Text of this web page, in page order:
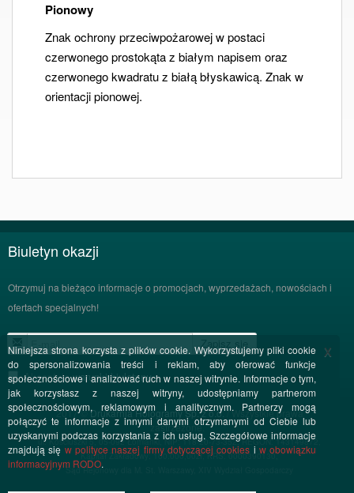
Pionowy
Znak ochrony przeciwpożarowej w postaci
czerwonego prostokąta z białym napisem oraz
czerwonego kwadratu z białą błyskawicą. Znak w
orientacji pionowej.
Biuletyn okazji
Otrzymuj na bieżąco informacje o promocjach, wyprzedażach, nowościach i
ofertach specjalnych!
Zapisz się
Akceptujęwarunki biuletynu
2017 ©Drukarnia Hologramy Sp. z o.o./ Wszystkie prawa
zastrzeżone.
ul. Kościuszki 5, 05-092 Łomianki, NIP: 118-20-73-352, REGON: 143149872,
Kapitał Zakładowy: 100.000,00zł, KRS: 0000390130,
Sąd Rejonowy dla M. St. Warszawy, XIV Wydział Gospodarczy
x
Niniejsza strona korzysta z plików cookie. Wykorzystujemy pliki cookie
do spersonalizowania treści i reklam, aby oferować funkcje
społecznościowe i analizować ruch w naszej witrynie. Informacje o tym,
jak korzystasz z naszej witryny, udostępniamy partnerom
społecznościowym, reklamowym i analitycznym. Partnerzy mogą
połączyć te informacje z innymi danymi otrzymanymi od Ciebie lub
uzyskanymi podczas korzystania z ich usług. Szczegółowe informacje
znajdują się w polityce naszej firmy dotyczącej cookies iw obowiązku
informacyjnym RODO.